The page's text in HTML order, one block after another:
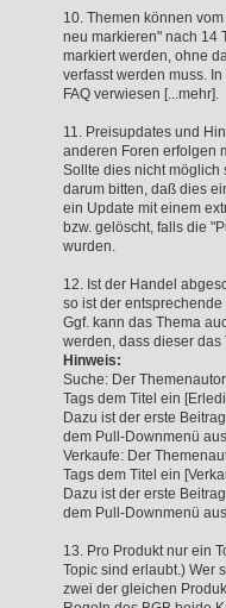
10. Themen können
neu markieren" nach 14
markiert werden, ohne
verfasst werden muss.
FAQ verwiesen [...mehr].
11. Preisupdates und
anderen Foren erfolgen
Sollte dies nicht
darum bitten, daß dies
ein Update mit einem
bzw. gelöscht, falls die
wurden.
12. Ist der Handel
so ist der entsprechende
Ggf. kann das Thema
werden, dass dieser das
Hinweis:
Suche: Der
Tags dem Titel ein
Dazu ist der erste
dem Pull-Downmenü
Verkaufe: Der
Tags dem Titel ein
Dazu ist der erste
dem Pull-Downmenü
13. Pro Produkt nur ein
Topic sind erlaubt.) Wer
zwei der gleichen